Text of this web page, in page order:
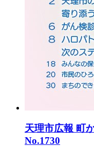
天理市広報 町
No.1730